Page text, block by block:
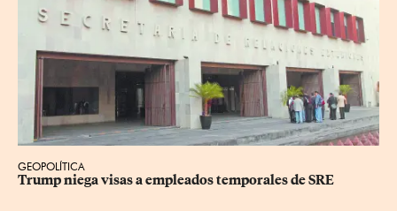
GEOPOLÍTICA
Trump niega visas a empleados temporales de SRE